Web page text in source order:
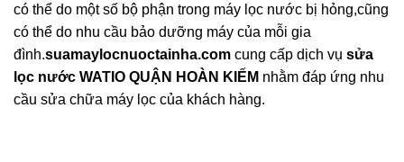
có thể do một số bộ phận trong máy lọc nước bị hỏng,cũng
có thể do nhu cầu bảo dưỡng máy của mỗi gia
đình.suamaylocnuoctainha.com cung cấp dịch vụ sửa
lọc nước WATIO QUẬN HOÀN KIẾM nhằm đáp ứng nhu
cầu sửa chữa máy lọc của khách hàng.